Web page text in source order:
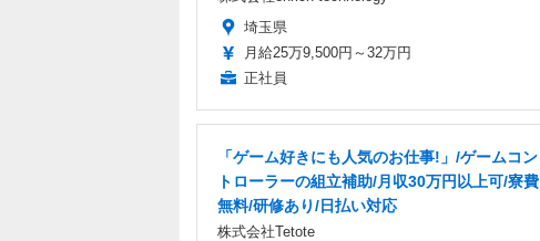
埼玉県
月給25万9,500円～32万円
正社員
「ゲーム好きにも人気のお仕事!」/ゲームコン
トローラーの組立補助/月収30万円以上可/寮費
無料/研修あり/日払い対応
株式会社Tetote